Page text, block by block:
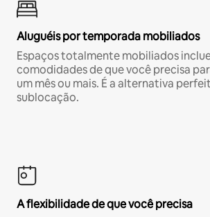
Aluguéis por temporada mobiliados
Espaços totalmente mobiliados
comodidades de que você precisa
um mês ou mais. É a alternativa
sublocação.
A flexibilidade de que você precisa